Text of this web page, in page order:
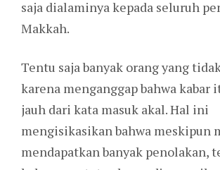
saja dialaminya kepada seluruh
Makkah.
Tentu saja banyak orang yang
karena menganggap bahwa kabar
jauh dari kata masuk akal. Hal ini
mengisikasikan bahwa meskipun
mendapatkan banyak penolakan,